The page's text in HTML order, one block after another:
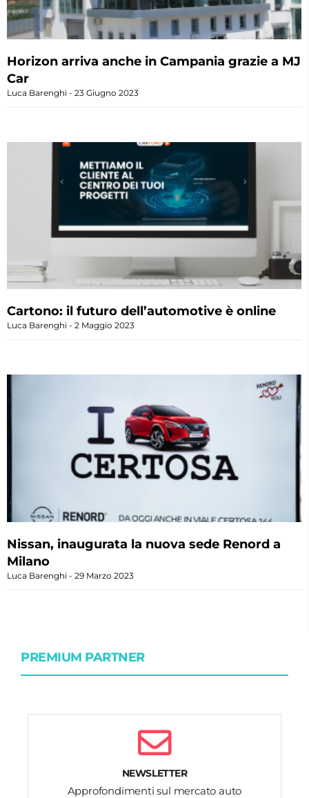
Horizon arriva anche in Campania grazie a MJ
Car
Luca Barenghi 23 Giugno 2023
Cartono: il futuro dell’automotive è online
Luca Barenghi 2 Maggio 2023
Nissan, inaugurata la nuova sede Renord a
Milano
Luca Barenghi 29 Marzo 2023
PREMIUM PARTNER
NEWSLETTER
Approfondimenti sul mercato auto